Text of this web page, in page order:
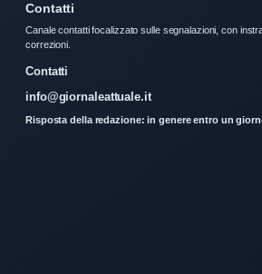
Contatti
Canale contatti focalizzato sulle segnalazioni, con
correzioni.
Contatti
info@giornaleattuale.it
Risposta della redazione: in genere entro un